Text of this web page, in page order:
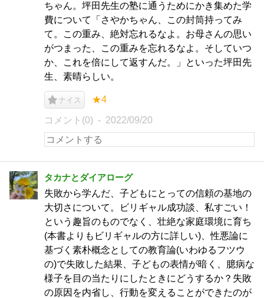
ちゃん。坪田先生の塾に通うためにかき集めた学
費について「さやかちゃん、この封筒持ってみ
て。この重み、絶対忘れるなよ。お母さんの思い
がつまった、この重みを忘れるなよ。そしていつ
か、これを倍にして返すんだ。」といった坪田先
生、素晴らしい。
ナイス ★4
コメント(0) 2022/09/20
タカナとダイアローグ
失敗から学んだ、子どもにとっての信頼の基地の
大切さについて。ビリギャル成功談、私すごい！
という趣旨のものでなく、壮絶な家庭環境に育ち
(本書よりもビリギャルの方に詳しい)、性悪論に
基づく素朴概念としての教育論(いわゆるフツウ
の)で失敗した結果、子どもの表情が暗く、臆病な
様子を目の当たりにしたときにどうするか？失敗
の原因を内省し、行動を変えることができたのが